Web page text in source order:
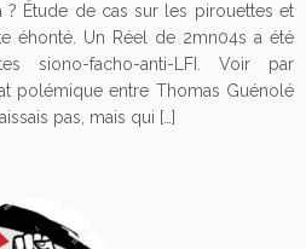
Étude de cas sur les pirouettes et
éhonté. Un Réel de 2mn04s a été
siono-facho-anti-LFI. Voir par
polémique entre Thomas Guénolé
pas, mais qui […]